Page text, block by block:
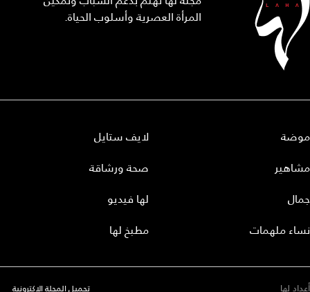
المرأة العصرية وأسلوب الحياة.
موضة
مشاهير
جمال
نساء ملهمات
لايف ستايل
صحة ورشاقة
لها فيديو
مطبخ لها
أعداد لها
تحميل المجلة الاكترونية